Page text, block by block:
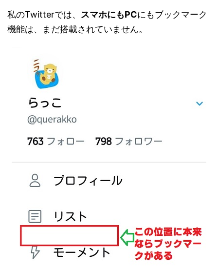
私のTwitterでは、 スマホにもPCにもブックマーク
機能は、まだ搭載されていません。